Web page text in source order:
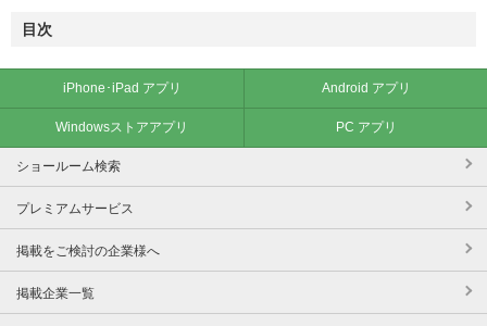
目次
iPhone･iPad アプリ Android アプリ
Windowsストアアプリ PC アプリ
ショールーム検索
プレミアムサービス
掲載をご検討の企業様へ
掲載企業一覧